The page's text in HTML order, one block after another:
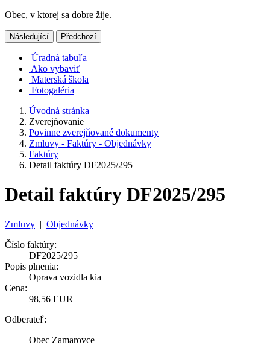
Obec, v ktorej sa dobre žije.
Následující Předchozí
Úradná tabuľa
Ako vybaviť
Materská škola
Fotogaléria
Úvodná stránka
Zverejňovanie
Povinne zverejňované dokumenty
Zmluvy - Faktúry - Objednávky
Faktúry
Detail faktúry DF2025/295
Detail faktúry DF2025/295
Zmluvy | Objednávky
Číslo faktúry:
DF2025/295
Popis plnenia:
Oprava vozidla kia
Cena:
98,56 EUR
Odberateľ:
Obec Zamarovce